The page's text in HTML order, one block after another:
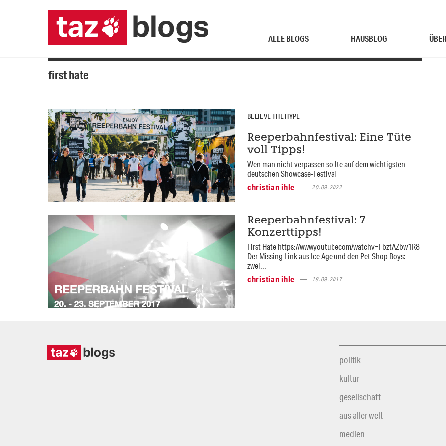
ALLE BLOGS HAUSBLOG
first hate
BELIEVE THE HYPE
Reeperbahnfestival: Eine Tüte
voll Tipps!
Wen man nicht verpassen sollte auf dem wichtigsten
deutschen Showcase-Festival
christian ihle
20.09.2022
Reeperbahnfestival: 7
Konzerttipps!
First Hate https://wwwyoutubecom/watchv=FbztAZbw1R8
Der Missing Link aus Ice Age und den Pet Shop Boys:
zwei...
christian ihle
18.09.2017
politik
kultur
gesellschaft
aus aller welt
medien